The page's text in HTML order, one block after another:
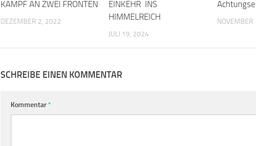
KAMPF AN ZWEI FRONTEN
DEZEMBER 2, 2022
EINKEHR INS
HIMMELREICH
JULI 19, 2024
SCHREIBE EINEN KOMMENTAR
Kommentar*